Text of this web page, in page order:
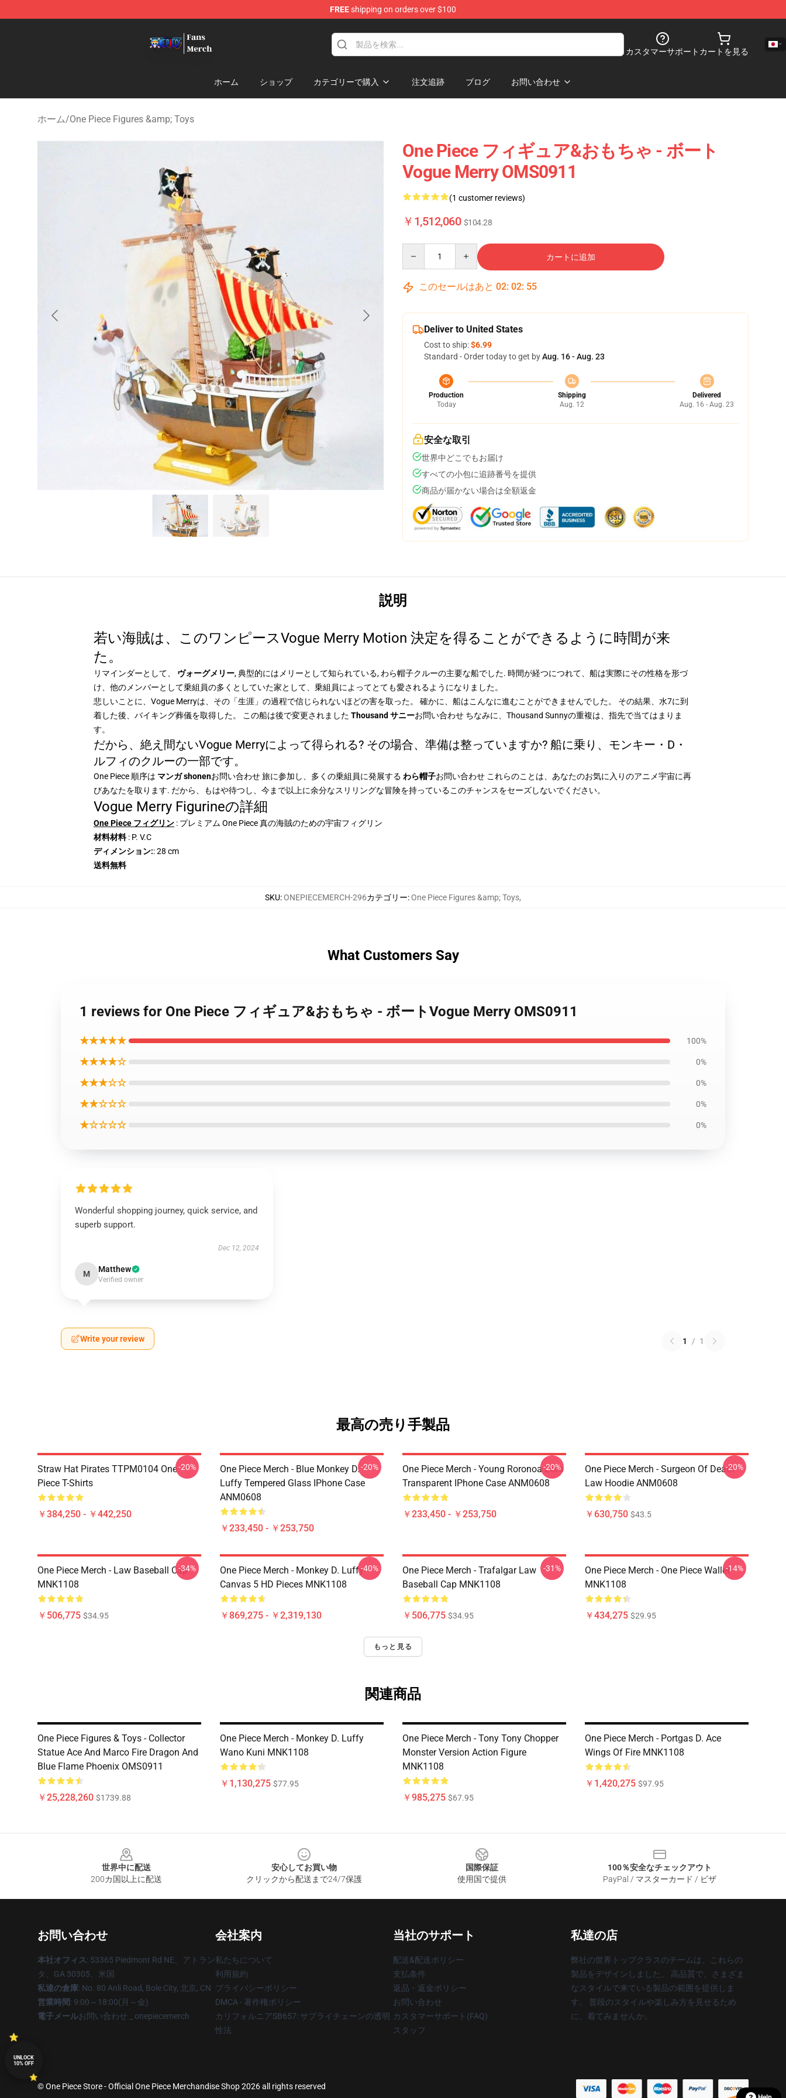
FREEshipping on orders over $100
カスタマーサポート カートを見る
ホーム ショップ カテゴリーで購入 注文追跡 ブログ お問い合わせ
ホーム/One Piece Figures &amp; Toys
One Piece フィギュア&おもちゃ - ボート
Vogue Merry OMS0911
(1 customer reviews)
￥1,512,060 $104.28
カートに追加
このセールはあと 02: 02: 54
Deliver to United States
Cost to ship:$6.99
Standard - Order today to get byAug. 16 - Aug. 23
Production
Today
Shipping
Aug. 12
Delivered
Aug. 16 - Aug. 23
安全な取引
世界中どこでもお届け
すべての小包に追跡番号を提供
商品が届かない場合は全額返金
説明
若い海賊は、このワンピースVogue Merry Motion 決定を得ることができるように時間が来
た。
リマインダーとして、 ヴォーグメリー, 典型的にはメリーとして知られている, わら帽子クルーの主要な船でした. 時間が経つにつれて、船は実際にその性格を形づ
け、他のメンバーとして乗組員の多くとしていた家として、乗組員によってとても愛されるようになりました。
悲しいことに、Vogue Merryは、その「生涯」の過程で信じられないほどの害を取った。 確かに、船はこんなに進むことができませんでした。 その結果、水7に到
着した後、バイキング葬儀を取得した。 この船は後で変更されました Thousand サニーお問い合わせ ちなみに、Thousand Sunnyの重複は、指先で当てはまりま
す。
だから、絶え間ないVogue Merryによって得られる? その場合、準備は整っていますか? 船に乗り、モンキー・D・
ルフィのクルーの一部です。
One Piece 順序は マンガ shonenお問い合わせ 旅に参加し、多くの乗組員に発展する わら帽子お問い合わせ これらのことは、あなたのお気に入りのアニメ宇宙に再
びあなたを取ります. だから、もはや待つし、今まで以上に余分なスリリングな冒険を持っているこのチャンスをセーズしないでください。
Vogue Merry Figurineの詳細
One Piece フィグリン : プレミアム One Piece 真の海賊のための宇宙フィグリン
材料材料 : P. V.C
ディメンション:: 28 cm
送料無料
SKU:ONEPIECEMERCH-296カテゴリー:One Piece Figures &amp; Toys,
What Customers Say
1 reviews for One Piece フィギュア&おもちゃ - ボートVogue Merry OMS0911
★★★★★ 100%
★★★★☆ 0%
★★★☆☆ 0%
★★☆☆☆ 0%
★☆☆☆☆ 0%
Wonderful shopping journey, quick service, and
superb support.
Dec 12, 2024
M Matthew
Verified owner
Write your review 1 / 1
最高の売り手製品
Straw Hat Pirates TTPM0104 One
Piece T-Shirts
￥384,250 - ￥442,250
-20%
One Piece Merch - Blue Monkey D.
Luffy Tempered Glass IPhone Case
ANM0608
￥233,450 - ￥253,750
-20%
One Piece Merch - Young Roronoa Zoro
Transparent IPhone Case ANM0608
￥233,450 - ￥253,750
-20%
One Piece Merch - Surgeon Of Death
Law Hoodie ANM0608
￥630,750 $43.5
-20%
One Piece Merch - Law Baseball Cap
MNK1108
￥506,775 $34.95
-34%
One Piece Merch - Monkey D. Luffy
Canvas 5 HD Pieces MNK1108
￥869,275 - ￥2,319,130
-40%
One Piece Merch - Trafalgar Law
Baseball Cap MNK1108
￥506,775 $34.95
-31%
One Piece Merch - One Piece Wallet
MNK1108
￥434,275 $29.95
-14%
もっと見る
関連商品
One Piece Figures & Toys - Collector
Statue Ace And Marco Fire Dragon And
Blue Flame Phoenix OMS0911
￥25,228,260 $1739.88
One Piece Merch - Monkey D. Luffy
Wano Kuni MNK1108
￥1,130,275 $77.95
One Piece Merch - Tony Tony Chopper
Monster Version Action Figure
MNK1108
￥985,275 $67.95
One Piece Merch - Portgas D. Ace
Wings Of Fire MNK1108
￥1,420,275 $97.95
世界中に配送
200カ国以上に配送
安心してお買い物
クリックから配送まで24/7保護
国際保証
使用国で提供
100％安全なチェックアウト
PayPal / マスターカード / ビザ
お問い合わせ
本社オフィス: 53365 Piedmont Rd NE、アトラン
タ、GA 30305、米国
私達の倉庫: No. 80 Anli Road, Bole City, 北京, CN
営業時間: 9:00～18:00(月～金)
電子メールお問い合わせ _ onepiecemerch
会社案内
私たちについて
利用規約
プライバシーポリシー
DMCA - 著作権ポリシー
カリフォルニアSB657: サプライチェーンの透明
性法
当社のサポート
配送&配送ポリシー
支払条件
返品・返金ポリシー
お問い合わせ
カスタマーサポート(FAQ)
スタッフ
私達の店
弊社の世界トップクラスのチームは、これらの
製品をデザインしました。 高品質で、さまざま
なスタイルで来ている製品の範囲を提供しま
す。 普段のスタイルや楽しみ方を見せるため
に、着てみませんか。
© One Piece Store - Official One Piece Merchandise Shop 2026 all rights reserved
UNLOCK
10% OFF